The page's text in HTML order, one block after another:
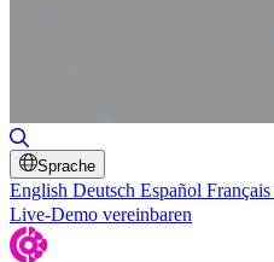
Sprache
English Deutsch Español Français
Live-Demo vereinbaren